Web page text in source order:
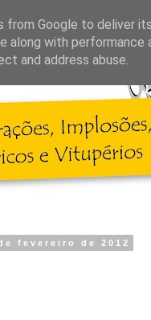
fevereiro de 2012
from Google to deliver
along with
and address abuse.